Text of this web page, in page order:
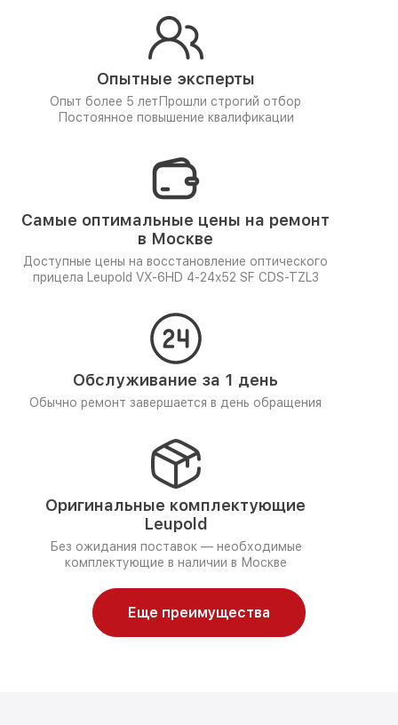
Опытные эксперты
Опыт более 5 лет Прошли строгий отбор
Постоянное повышение квалификации
Самые оптимальные цены на ремонт
в Москве
Доступные цены на восстановление оптического
прицела Leupold VX-6HD 4-24x52 SF CDS-TZL3
Обслуживание за 1 день
Обычно ремонт завершается в день обращения
Оригинальные комплектующие
Leupold
Без ожидания поставок — необходимые
комплектующие в наличии в Москве
Еще преимущества